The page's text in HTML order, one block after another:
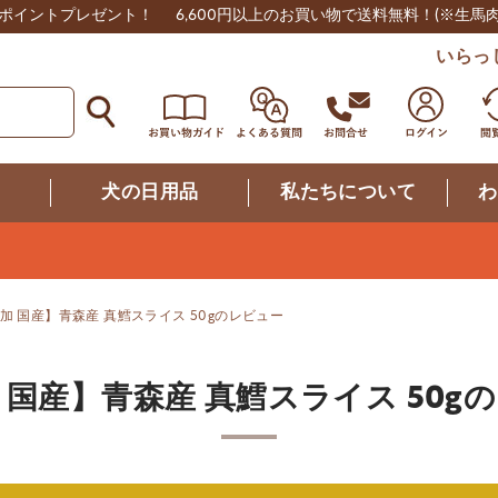
イントプレゼント！ 6,600円以上のお買い物で送料無料！ (※生馬
いら
犬の日用品 私たちについて
国産】青森産 真鱈スライス 50gのレビュー
国産】青森産 真鱈スライス 50g